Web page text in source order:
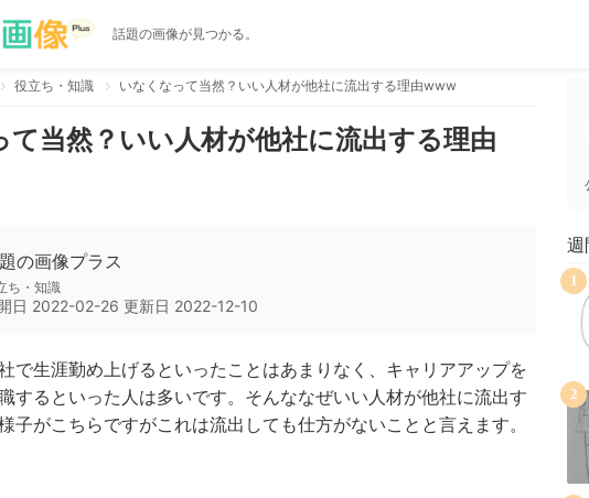
話題の画像が見つかる。
役立ち・知識 いなくなって当然？いい人材が他社に流出する理由www
て当然？いい人材が他社に流出する理由
の画像プラス
ち・知識
日 2022-02-26 更新日 2022-12-10
で生涯勤め上げるといったことはあまりなく、キャリアアップを
するといった人は多いです。そんななぜいい人材が他社に流出す
子がこちらですがこれは流出しても仕方がないことと言えます。
週
1
2